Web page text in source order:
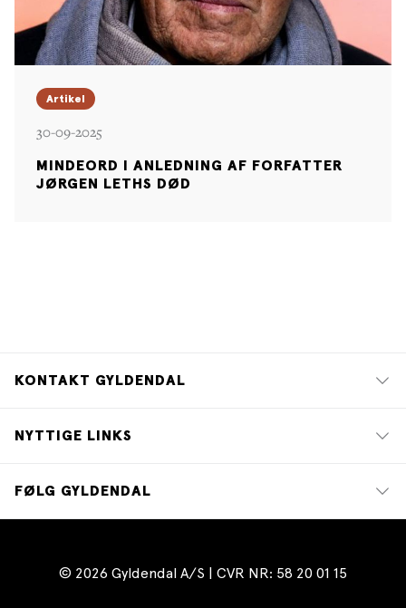
Artikel
30-09-2025
MINDEORD I ANLEDNING AF FORFATTER
JØRGEN LETHS DØD
KONTAKT GYLDENDAL
NYTTIGE LINKS
FØLG GYLDENDAL
© 2026 Gyldendal A/S | CVR NR: 58 20 01 15